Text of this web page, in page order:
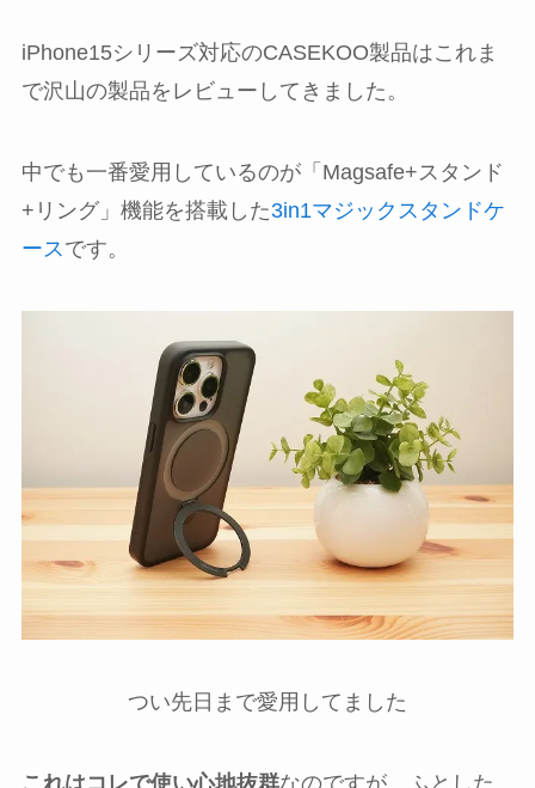
iPhone15シリーズ対応のCASEKOO製品はこれま
で沢山の製品をレビューしてきました。
中でも一番愛用しているのが「Magsafe+スタンド
+リング」機能を搭載した3in1マジックスタンドケ
ースです。
つい先日まで愛用してました
これはコレで使い心地抜群なのですが、ふとした